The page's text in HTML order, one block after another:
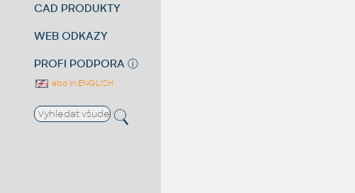
CAD PRODUKTY
WEB ODKAZY
PROFI PODPORA ⓘ
also in ENGLISH